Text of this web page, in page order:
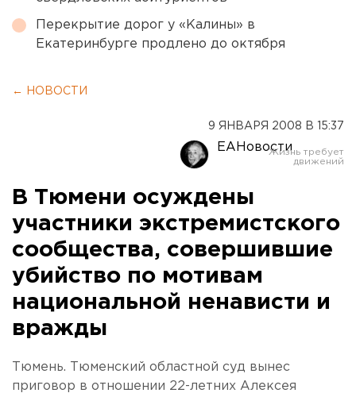
Перекрытие дорог у «Калины» в
Екатеринбурге продлено до октября
← НОВОСТИ
9 ЯНВАРЯ 2008 В 15:37
ЕАНовости
В Тюмени осуждены
участники экстремистского
сообщества, совершившие
убийство по мотивам
национальной ненависти и
вражды
Тюмень. Тюменский областной суд вынес
приговор в отношении 22-летних Алексея